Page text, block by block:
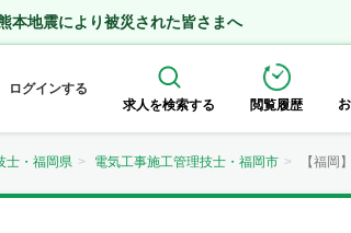
本地震により被災された皆さまへ
ログインする
求人を検索する
閲覧履歴
士・福岡県 電気工事施工管理技士・福岡市 【福岡